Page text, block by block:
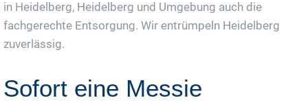
in Heidelberg, Heidelberg und Umgebung auch die
fachgerechte Entsorgung. Wir entrümpeln Heidelberg
zuverlässig.
Sofort eine Messie